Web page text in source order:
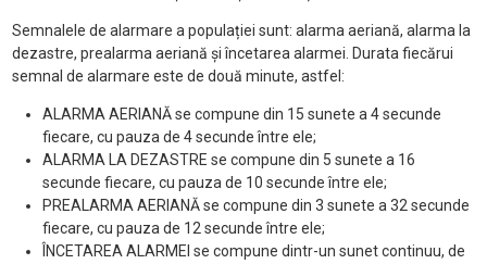
Semnalele de alarmare a populației sunt: alarma aeriană, alarma la
dezastre, prealarma aeriană și încetarea alarmei. Durata fiecărui
semnal de alarmare este de două minute, astfel:
ALARMA AERIANĂ se compune din 15 sunete a 4 secunde
fiecare, cu pauza de 4 secunde între ele;
ALARMA LA DEZASTRE se compune din 5 sunete a 16
secunde fiecare, cu pauza de 10 secunde între ele;
PREALARMA AERIANĂ se compune din 3 sunete a 32 secunde
fiecare, cu pauza de 12 secunde între ele;
ÎNCETAREA ALARMEI se compune dintr-un sunet continuu, de